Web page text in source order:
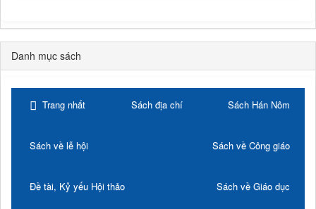
Danh mục sách
Trang nhất Sách địa chí Sách Hán Nôm
Sách về lễ hội Sách về Công giáo
Đề tài, Kỷ yếu Hội thảo Sách về Giáo dục